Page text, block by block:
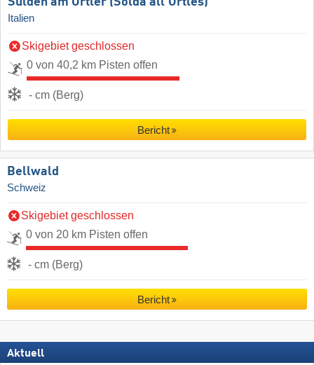
Italien
Skigebiet geschlossen
0 von 40,2 km Pisten offen
- cm (Berg)
Bericht
Bellwald
Schweiz
Skigebiet geschlossen
0 von 20 km Pisten offen
- cm (Berg)
Bericht
Aktuell